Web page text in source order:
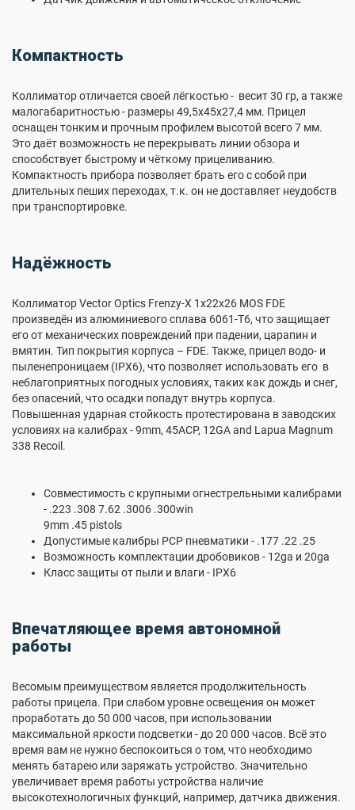
Компактность
Коллиматор отличается своей лёгкостью - весит 30 гр, а также
малогабаритностью - размеры 49,5х45х27,4 мм. Прицел
оснащен тонким и прочным профилем высотой всего 7 мм.
Это даёт возможность не перекрывать линии обзора и
способствует быстрому и чёткому прицеливанию.
Компактность прибора позволяет брать его с собой при
длительных пеших переходах, т.к. он не доставляет неудобств
при транспортировке.
Надёжность
Коллиматор Vector Optics Frenzy-X 1x22x26 MOS FDE
произведён из алюминиевого сплава 6061-T6, что защищает
его от механических повреждений при падении, царапин и
вмятин. Тип покрытия корпуса – FDE. Также, прицел водо- и
пыленепроницаем (IPX6), что позволяет использовать его в
неблагоприятных погодных условиях, таких как дождь и снег,
без опасений, что осадки попадут внутрь корпуса.
Повышенная ударная стойкость протестирована в заводских
условиях на калибрах - 9mm, 45ACP, 12GA and Lapua Magnum
338 Recoil.
Совместимость с крупными огнестрельными калибрами
- .223 .308 7.62 .3006 .300win
9mm .45 pistols
Допустимые калибры PCP пневматики - .177 .22 .25
Возможность комплектации дробовиков - 12ga и 20ga
Класс защиты от пыли и влаги - IPX6
Впечатляющее время автономной
работы
Весомым преимуществом является продолжительность
работы прицела. При слабом уровне освещения он может
проработать до 50 000 часов, при использовании
максимальной яркости подсветки - до 20 000 часов. Всё это
время вам не нужно беспокоиться о том, что необходимо
менять батарею или заряжать устройство. Значительно
увеличивает время работы устройства наличие
высокотехнологичных функций, например, датчика движения.